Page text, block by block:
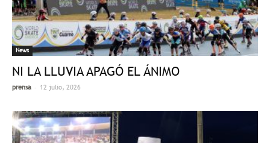
News
NI LA LLUVIA APAGÓ EL ÁNIMO
prensa - 12 julio, 2026